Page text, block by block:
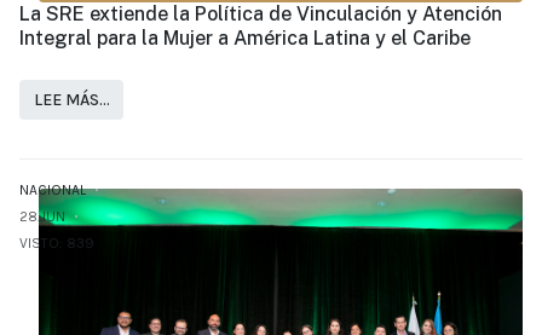
La SRE extiende la Política de Vinculación y Atención
Integral para la Mujer a América Latina y el Caribe
LEE MÁS…
NACIONAL
28.JUN
VISTO: 839